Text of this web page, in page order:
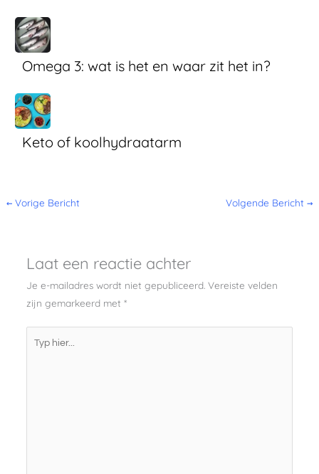
Omega 3: wat is het en waar zit het in?
Keto of koolhydraatarm
← Vorige Bericht Volgende Bericht →
Laat een reactie achter
Je e-mailadres wordt niet gepubliceerd. Vereiste velden
zijn gemarkeerd met *